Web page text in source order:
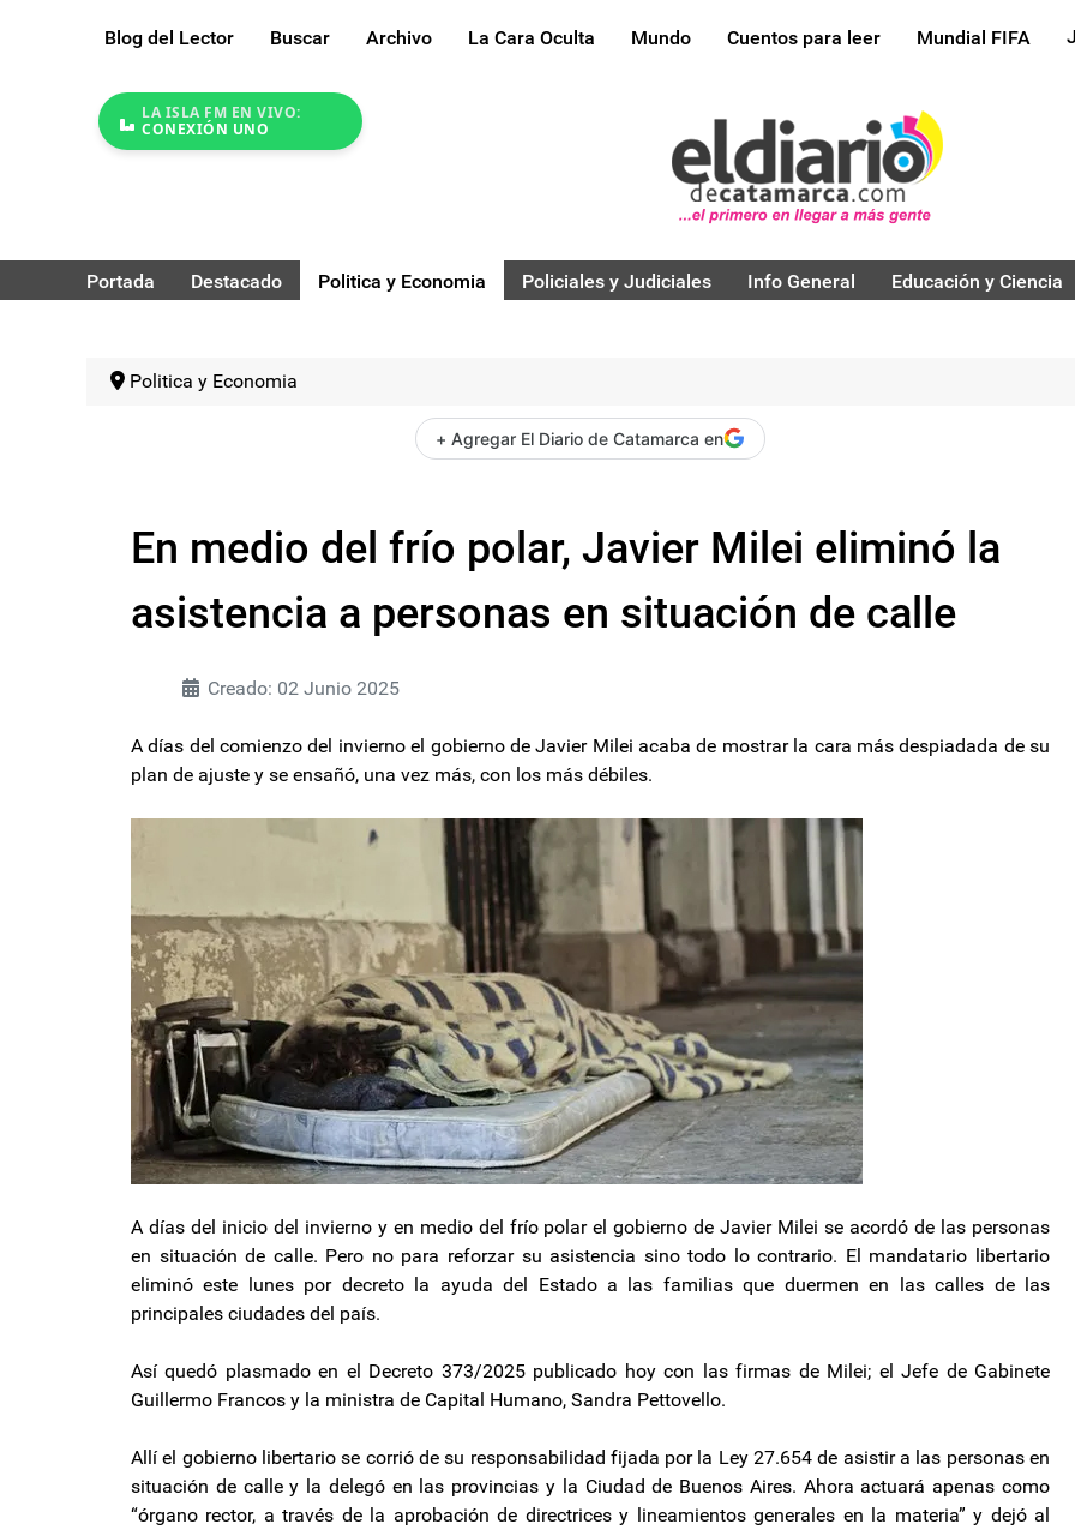
Blog del Lector Buscar Archivo La Cara Oculta Mundo Cuentos para leer Mundial FIFA
LA ISLA FM EN VIVO:
CONEXIÓN UNO
Portada Destacado Politica y Economia Policiales y Judiciales Info General Educación y Ciencia
Politica y Economia
+ Agregar El Diario de Catamarca en
En medio del frío polar, Javier Milei eliminó la
asistencia a personas en situación de calle
Creado: 02 Junio 2025
A días del comienzo del invierno el gobierno de Javier Milei acaba de mostrar la cara más despiadada de su
plan de ajuste y se ensañó, una vez más, con los más débiles.
A días del inicio del invierno y en medio del frío polar el gobierno de Javier Milei se acordó de las personas
en situación de calle. Pero no para reforzar su asistencia sino todo lo contrario. El mandatario libertario
eliminó este lunes por decreto la ayuda del Estado a las familias que duermen en las calles de las
principales ciudades del país.
Así quedó plasmado en el Decreto 373/2025 publicado hoy con las firmas de Milei; el Jefe de Gabinete
Guillermo Francos y la ministra de Capital Humano, Sandra Pettovello.
Allí el gobierno libertario se corrió de su responsabilidad fijada por la Ley 27.654 de asistir a las personas en
situación de calle y la delegó en las provincias y la Ciudad de Buenos Aires. Ahora actuará apenas como
“órgano rector, a través de la aprobación de directrices y lineamientos generales en la materia” y dejó al